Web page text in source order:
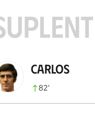
Carlos
82’